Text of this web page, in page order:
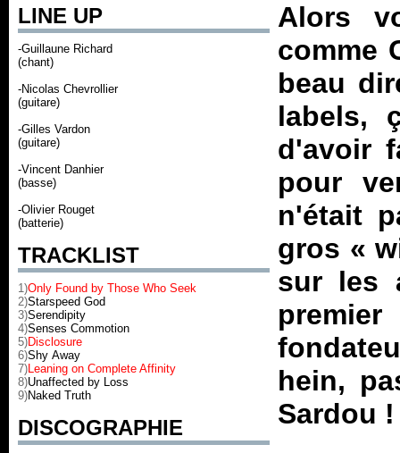
LINE UP
-Guillaune Richard
(chant)
-Nicolas Chevrollier
(guitare)
-Gilles Vardon
(guitare)
-Vincent Danhier
(basse)
-Olivier Rouget
(batterie)
TRACKLIST
1)Only Found by Those Who Seek
2)Starspeed God
3)Serendipity
4)Senses Commotion
5)Disclosure
6)Shy Away
7)Leaning on Complete Affinity
8)Unaffected by Loss
9)Naked Truth
DISCOGRAPHIE
Alors
comme
beau
labels,
d'avoir
pour
n'était
gros «
sur les
hein,
Sardou !